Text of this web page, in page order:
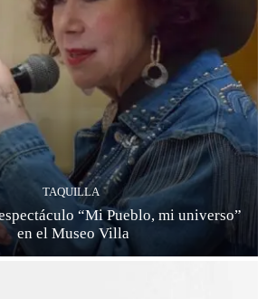
TAQUILLA
“Mi Pueblo, mi universo”
en el Museo Villa